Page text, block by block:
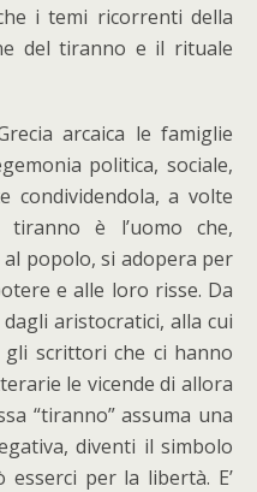
i temi ricorrenti della
del tiranno e il rituale
arcaica le famiglie
politica, sociale,
condividendola, a volte
è l’uomo che,
al popolo, si adopera per
e alle loro risse. Da
aristocratici, alla cui
gli scrittori che ci hanno
le vicende di allora
“tiranno” assuma una
diventi il simbolo
per la libertà. E’